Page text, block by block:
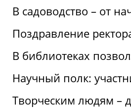
В садоводство – от
Поздравление
В библиотеках
Научный полк:
Творческим людям –